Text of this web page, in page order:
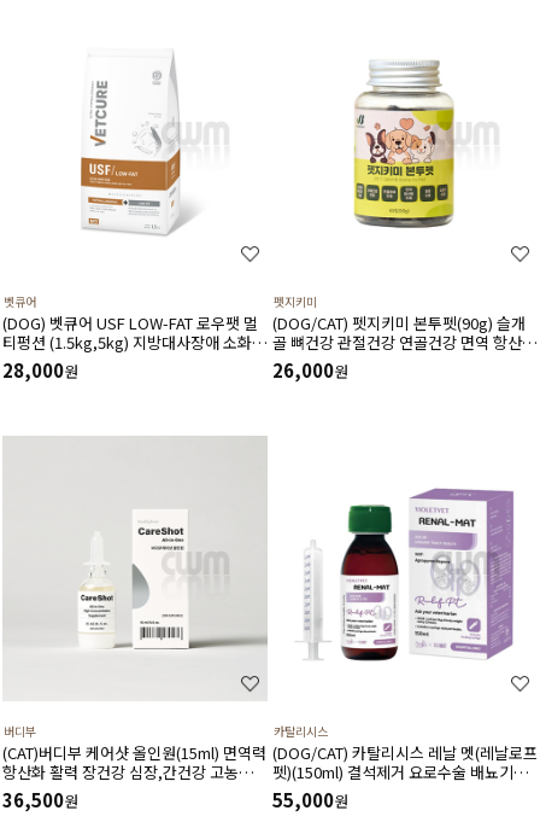
벳큐어
(DOG) 벳큐어 USF LOW-FAT 로우팻 멀
티펑션 (1.5kg,5kg) 지방대사장애 소화기
면역 식이알러지 피부모질건강 소화흡수
장애에 도움
28,000원
펫지키미
(DOG/CAT) 펫지키미 본투펫(90g) 슬개
골 뼈건강 관절건강 연골건강 면역 항산화
염증 소화기에 도움
26,000원
버디부
(CAT)버디부 케어샷 올인원(15ml) 면역력
항산화 활력 장건강 심장,간건강 고농축
고흡수 영양제
36,500원
카탈리시스
(DOG/CAT) 카탈리시스 레날 멧(레날로프
펫)(150ml) 결석제거 요로수술 배뇨기능
개선 방광염치료 보조제
55,000원